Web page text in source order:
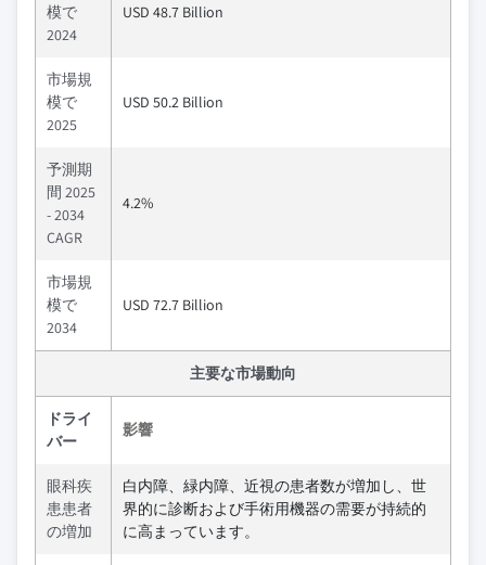
模で
2024
USD 48.7 Billion
市場規
模で
2025
USD 50.2 Billion
予測期
間 2025
- 2034
CAGR
4.2%
市場規
模で
2034
USD 72.7 Billion
主要な市場動向
ドライ
バー
影響
眼科疾
患患者
の増加
白内障、緑内障、近視の患者数が増加し、世
界的に診断および手術用機器の需要が持続的
に高まっています。